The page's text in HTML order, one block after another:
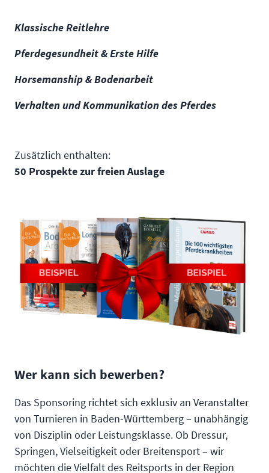
Klassische Reitlehre
Pferdegesundheit & Erste Hilfe
Horsemanship & Bodenarbeit
Verhalten und Kommunikation des Pferdes
Zusätzlich enthalten:
50 Prospekte zur freien Auslage
Wer kann sich bewerben?
Das Sponsoring richtet sich exklusiv an Veranstalter
von Turnieren in Baden-Württemberg – unabhängig
von Disziplin oder Leistungsklasse. Ob Dressur,
Springen, Vielseitigkeit oder Breitensport – wir
möchten die Vielfalt des Reitsports in der Region